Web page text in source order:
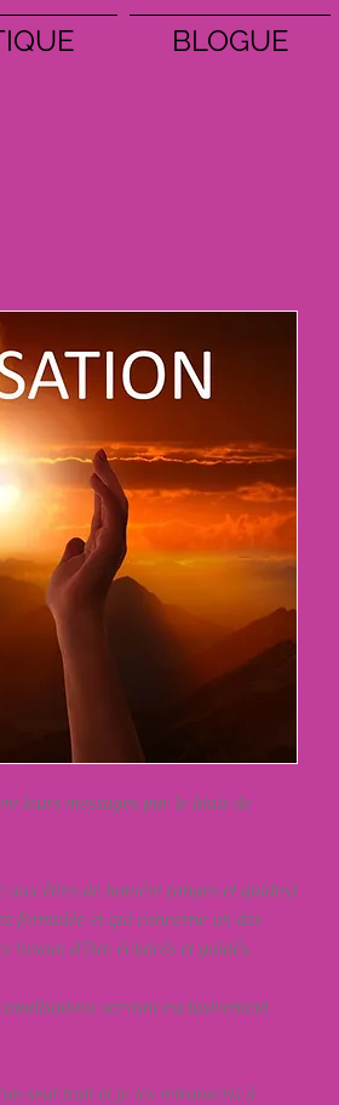
BLOGUE
leurs messages par le biais de
êtres de lumière (anges et guides)
formulée et qui concerne un des
besoin d'être éclairés et guidés.
servant exclusivement
seul trait et je les retranscris à